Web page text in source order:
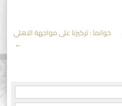
خوانما : تركيزنا على مواجهة الاهلي
→